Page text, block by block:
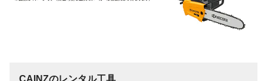
CAINZのレンタル工具